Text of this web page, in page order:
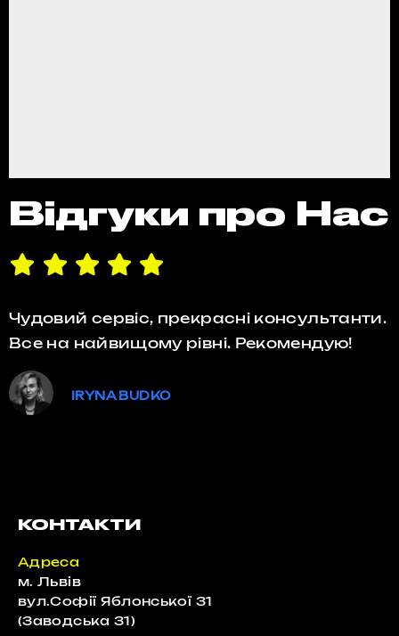
КОНТАКТИ
Адреса
м. Львів
вул.Софії Яблонської 31
(Заводська 31)
Відгуки про Нас
Чудовий сервіс, прекрасні консультанти.
Все на найвищому рівні. Рекомендую!
IRYNA BUDKO